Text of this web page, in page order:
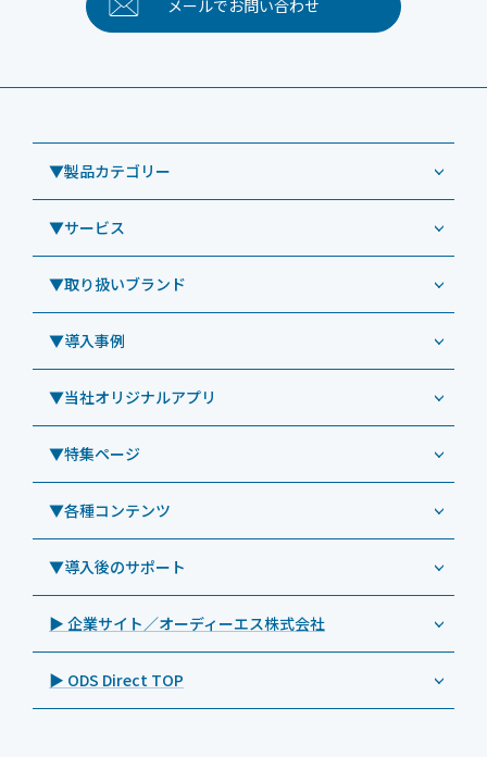
メールでお問い合わせ
▼製品カテゴリー
業務用タブレット
Windowsタブレット TW2A-NF9LTA
Windowsタブレット TW2A-N9LTA
Windowsタブレット TW2A-N9LT
Windowsタブレット TW2A-E9LT
Androidタブレット TA2C-NF8
Androidタブレット TA2C-NF8BL
Androidタブレット TA2C-CS8
Androidタブレット TA2C-CS8BL
Androidタブレット TA2C-DR94G
Androidタブレット TA2C-M8AC
Androidタブレット TA2C-M8
▼サービス
コールセンター
CRMシステム「カイゼンコール」
リペアサービス
教育機関向けiPad修理パック
社内ヘルプデスク代行サービス
教育機関向けiPad管理運用パック
教育機関向けICT支援ソリューション
教育機関向けネットワーク機器導入保守
キッティング
自治体向けDXソリューションサービス
法人向けiPad修理＆デバイス買取サービス
▼取り扱いブランド
ODS（オーディーエス）
LG（エルジー）
ViewSonic（ビューソニック）
PHILIPS（フィリップス）
DynaScan（ダイナスキャン）
SAMSUNG（サムスン）
Goodview（グッドビュー）
Cloudpoint（クラウドポイント）
BenQ（ベンキュー）
Magconn（マグコン）
▼導入事例
導入事例（業務用タブレット、デジタルサイネージほか）
事例：業務用タブレット端末
事例：業務用サイネージ・プロジェクター
事例：業務用オーディオ・その他AV機器
事例：サービス
▼当社オリジナルアプリ
業務効率化アプリ「NFCオプティマイザー」
サポート支援アプリ「ログ送信アプリ」
MDMアプリ「Tablet Control」
▼特集ページ
業務用タブレット
>特長1：USB Type-Aポート
>特長2：microHDMIポート
>特長3：AC常時給電タイプ
>飲食向けタブレット
>ホテル向けタブレット
▼各種コンテンツ
特集記事
製品カタログ
プレスリリース
製品写真
▼導入後のサポート
オーディーエスPCカスタマーセンター
▶ 企業サイト／オーディーエス株式会社
▶ ODS Direct TOP